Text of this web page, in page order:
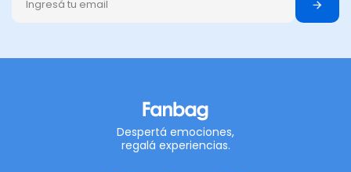
Despertá emociones,
regalá experiencias.